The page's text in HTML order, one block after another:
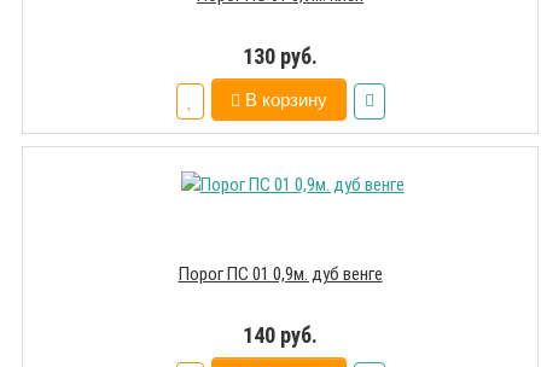
130 руб.
В корзину
Порог ПС 01 0,9м. дуб венге
140 руб.